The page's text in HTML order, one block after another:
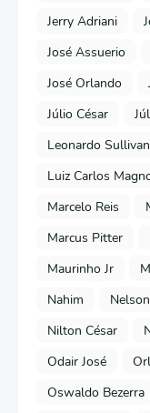
Jerry Adriani
José Assuerio
José Orlando
Júlio César
Leonardo Sullivan
Luiz Carlos
Marcelo Reis
Marcus Pitter
Maurinho Jr
Nahim
Nilton César
Odair José
Oswaldo Bezerra